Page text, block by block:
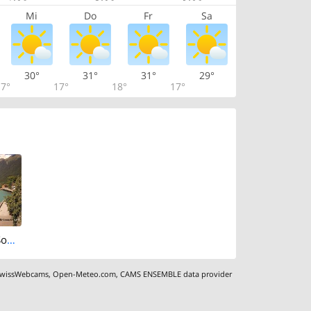
Mi Do Fr Sa
30°
17°
31°
18°
31°
17°
29°
Lake Brienz › South-west: Löwen - Hotel Brienzerburli - Brienz - Augstmatthorn
,Open-Meteo.com,CAMS ENSEMBLE data provider